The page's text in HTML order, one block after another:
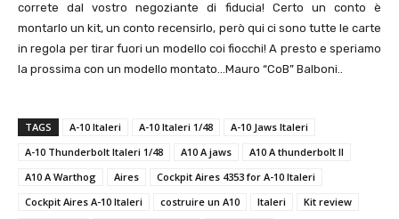
correte dal vostro negoziante di fiducia! Certo un conto è
montarlo un kit, un conto recensirlo, però qui ci sono tutte le carte
in regola per tirar fuori un modello coi fiocchi! A presto e speriamo
la prossima con un modello montato…Mauro “CoB” Balboni..
TAGS A-10 Italeri A-10 Italeri 1/48
A-10 Jaws Italeri
A-10 Thunderbolt Italeri 1/48
A10 A jaws
A10 A thunderbolt II
A10 A Warthog
Aires
Cockpit Aires 4353 for A-10 Italeri
Cockpit Aires A-10 Italeri
costruire un A10 Italeri
Kit review